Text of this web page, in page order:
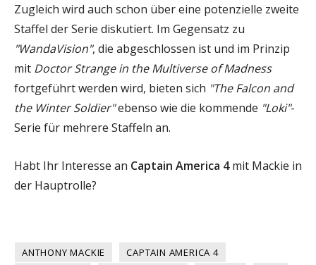
Zugleich wird auch schon über eine potenzielle zweite
Staffel der Serie diskutiert. Im Gegensatz zu
"WandaVision", die abgeschlossen ist und im Prinzip
mit Doctor Strange in the Multiverse of Madness
fortgeführt werden wird, bieten sich "The Falcon and
the Winter Soldier"ebenso wie die kommende "Loki"-
Serie für mehrere Staffeln an.
Habt Ihr Interesse an Captain America 4mit Mackie in
der Hauptrolle?
ANTHONY MACKIE
CAPTAIN AMERICA 4